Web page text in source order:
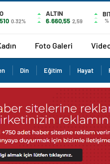
0.32%
ALTIN
6.660,55 2,59 %
Foto Galeri
Din Eğitim Hayat